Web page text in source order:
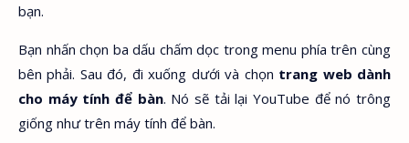
bạn.
Bạn nhấn chọn ba dấu chấm dọc trong menu phía trên cùng
bên phải. Sau đó, đi xuống dưới và chọn trang web dành
cho máy tính để bàn. Nó sẽ tải lại YouTube để nó trông
giống như trên máy tính để bàn.